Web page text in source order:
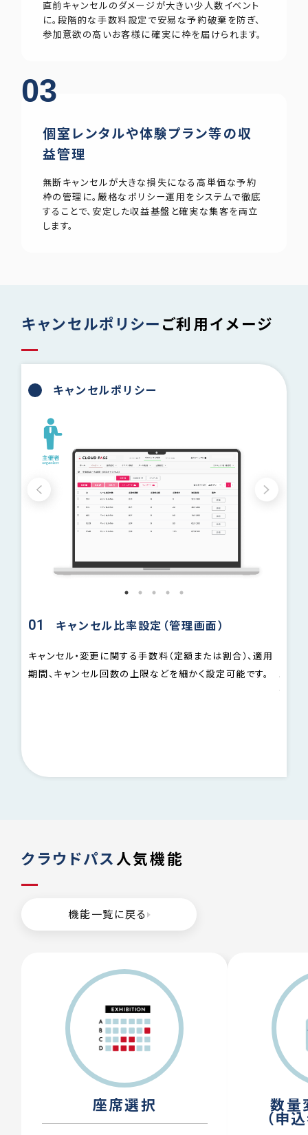
直前キャンセルのダメージが大きい少人数イベント
に。段階的な手数料設定で安易な予約破棄を防ぎ、
参加意欲の高いお客様に確実に枠を届けられます。
03
個室レンタルや体験プラン等の収
益管理
無断キャンセルが大きな損失になる高単価な予約
枠の管理に。厳格なポリシー運用をシステムで徹底
することで、安定した収益基盤と確実な集客を両立
します。
キャンセルポリシー ご利用イメージ
キャンセルポリシー
01 キャンセル比率設定（管理画面）
キャンセル・変更に関する手数料（定額または割合）、適用
期間、キャンセル回数の上限などを細かく設定可能です。
クラウドパス 人気機能
機能一覧に戻る
座席選択
数量
（申